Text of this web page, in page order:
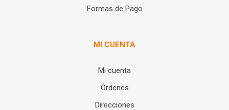
Formas de Pago
MI CUENTA
Mi cuenta
Órdenes
Direcciones